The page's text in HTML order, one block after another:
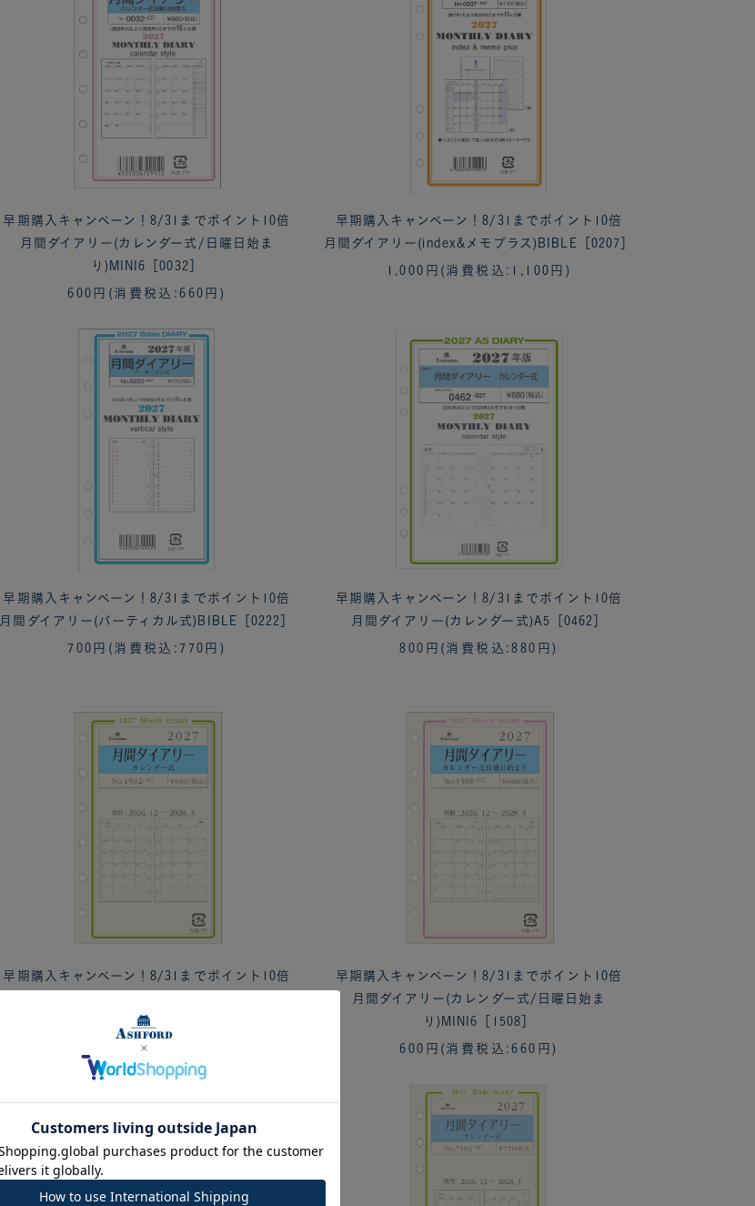
早期購入キャンペーン！8/31までポイント10倍
月間ダイアリー(カレンダー式/日曜日始ま
り)MINI6［0032］
600円 (消費税込:660円)
早期購入キャンペーン！8/31までポイント10倍
月間ダイアリー(index&メモプラス)BIBLE［0207］
1,000円 (消費税込:1,100円)
早期購入キャンペーン！8/31までポイント10倍
月間ダイアリー(バーティカル式)BIBLE［0222］
700円 (消費税込:770円)
早期購入キャンペーン！8/31までポイント10倍
月間ダイアリー(カレンダー式)A5［0462］
800円 (消費税込:880円)
早期購入キャンペーン！8/31までポイント10倍
(消費税込:660円)
早期購入キャンペーン！8/31までポイント10倍
月間ダイアリー(カレンダー式/日曜日始ま
り)MINI6［1508］
600円 (消費税込:660円)